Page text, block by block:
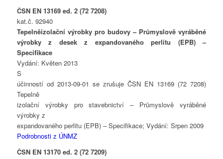
ČSN EN 13169 ed. 2 (72 7208)
kat.č. 92940
Tepelněizolační výrobky pro budovy – Průmyslově vyráběné
výrobky z desek z expandovaného perlitu (EPB) –
Specifikace
Vydání: Květen 2013
S
účinností od 2013-09-01 se zrušuje ČSN EN 13169 (72 7208)
Tepelně
izolační výrobky pro stavebnictví – Průmyslově vyráběné
výrobky z
expandovaného perlitu (EPB) – Specifikace; Vydání: Srpen 2009
Podrobnosti z ÚNMZ
ČSN EN 13170 ed. 2 (72 7209)